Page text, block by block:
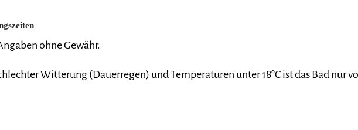
ohne Gewähr.
Witterung (Dauerregen) und Temperaturen unter 18°C ist das Bad nur